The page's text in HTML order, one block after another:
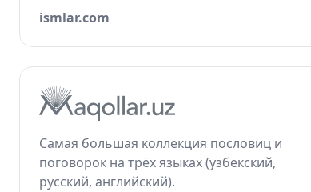
ismlar.com
Самая большая коллекция пословиц и
поговорок на трёх языках (узбекский,
русский, английский).